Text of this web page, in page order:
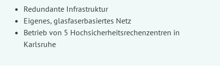
Redundante Infrastruktur
Eigenes, glasfaserbasiertes Netz
Betrieb von 5 Hochsicherheitsrechenzentren in
Karlsruhe